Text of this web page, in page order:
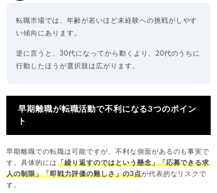
転職市場では、年齢が若いほど未経験への挑戦がしやす
い傾向にあります。
逆に言うと、30代になってから動くより、20代のうちに
行動したほうが選択肢は広がります。
早期離職が転職活動で不利になる3つのポイン
ト
早期離職での転職は可能ですが、不利な側面があるのも事実で
す。具体的には「繰り返すのではという懸念」「応募できる求
人の制限」「即戦力評価の難しさ」の3点が代表的なリスクで
す。